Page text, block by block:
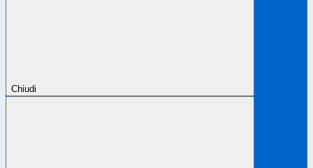
Chiudi